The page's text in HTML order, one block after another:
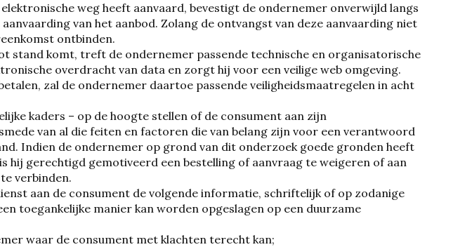
weg heeft aanvaard, bevestigt de ondernemer onverwijld langs
van het aanbod. Zolang de ontvangst van deze aanvaarding niet
ontbinden.
stand komt, treft de ondernemer passende technische en organisatorische
overdracht van data en zorgt hij voor een veilige web omgeving.
zal de ondernemer daartoe passende veiligheidsmaatregelen in acht
kaders – op de hoogte stellen of de consument aan zijn
van al die feiten en factoren die van belang zijn voor een verantwoord
Indien de ondernemer op grond van dit onderzoek goede gronden heeft
hij gerechtigd gemotiveerd een bestelling of aanvraag te weigeren of aan
verbinden.
aan de consument de volgende informatie, schriftelijk of op zodanige
toegankelijke manier kan worden opgeslagen op een duurzame
waar de consument met klachten terecht kan;